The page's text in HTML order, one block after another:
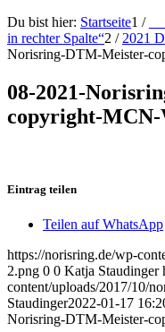
Du bist hier: Startseite1 /
in rechter Spalte“2 / 2021
Norisring-DTM-Meister-
08-2021-
copyright-
Eintrag teilen
Teilen auf WhatsApp
https://norisring.de/wp-
2.png 0 0 Katja Staudinger
content/uploads/2017/10/
Staudinger2022-01-17
Norisring-DTM-Meister-